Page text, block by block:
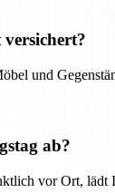
und
ab?
vor Ort, lädt